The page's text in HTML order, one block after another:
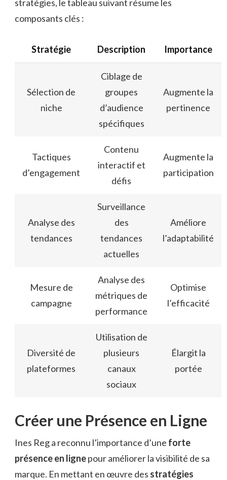
stratégies, le tableau suivant résume les
composants clés :
Stratégie Description Importance
Sélection de
niche
Ciblage de
groupes
d’audience
spécifiques
Augmente la
pertinence
Tactiques
d’engagement
Contenu
interactif et
défis
Augmente la
participation
Analyse des
tendances
Surveillance
des
tendances
actuelles
Améliore
l’adaptabilité
Mesure de
campagne
Analyse des
métriques de
performance
Optimise
l’efficacité
Diversité de
plateformes
Utilisation de
plusieurs
canaux
sociaux
Élargit la
portée
Créer une Présence en Ligne
Ines Reg a reconnu l’importance d’une forte
présence en lignepour améliorer la visibilité de sa
marque. En mettant en œuvre des stratégies